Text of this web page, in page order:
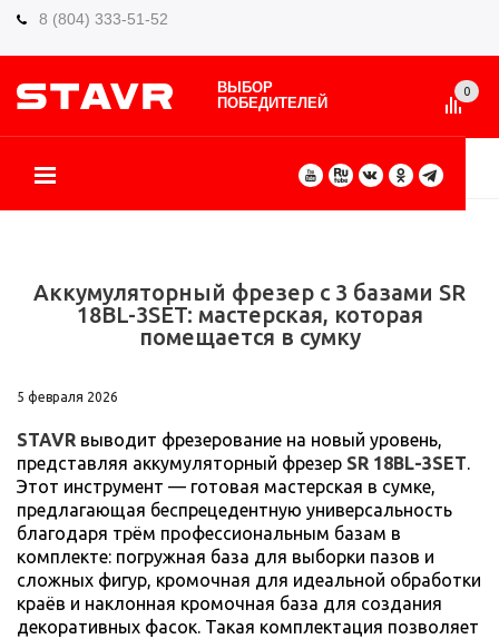
8 (804) 333-51-52
ВЫБОР
ПОБЕДИТЕЛЕЙ
0
КАТАЛОГ ТОВАРОВ
ПАРТНЁРАМ КОНТАКТЫ ЕЩЕ
Аккумуляторный фрезер с 3 базами SR
18BL-3SET: мастерская, которая
помещается в сумку
5 февраля 2026
STAVR выводит фрезерование на новый уровень,
представляя аккумуляторный фрезер SR 18BL-3SET.
Этот инструмент — готовая мастерская в сумке,
предлагающая беспрецедентную универсальность
благодаря трём профессиональным базам в
комплекте: погружная база для выборки пазов и
сложных фигур, кромочная для идеальной обработки
краёв и наклонная кромочная база для создания
декоративных фасок. Такая комплектация позволяет